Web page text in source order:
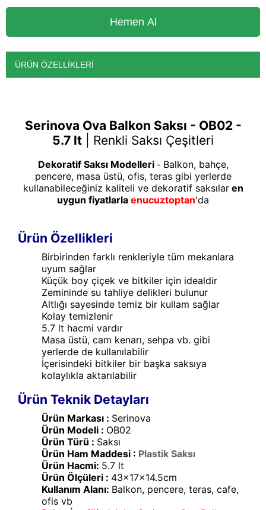
ÜRÜN ÖZELLIKLERI
Serinova Ova Balkon Saksı - OB02 -
5.7 lt
Renkli Saksı Çeşitleri
Dekoratif Saksı Modelleri- Balkon, bahçe,
pencere, masa üstü, ofis, teras gibi yerlerde
kullanabileceğiniz kaliteli ve dekoratif saksılaren
uygun fiyatlarla enucuztoptan'da
Ürün Özellikleri
Birbirinden farklı renkleriyle tüm mekanlara
uyum sağlar
Küçük boy çiçek ve bitkiler için idealdir
Zemininde su tahliye delikleri bulunur
Altlığı sayesinde temiz bir kullam sağlar
Kolay temizlenir
5.7 lt hacmi vardır
Masa üstü, cam kenarı, sehpa vb. gibi
yerlerde de kullanılabilir
İçerisindeki bitkiler bir başka saksıya
kolaylıkla aktarılabilir
Ürün Teknik Detayları
Ürün Markası : Serinova
Ürün Modeli : OB02
Ürün Türü : Saksı
Ürün Ham Maddesi : Plastik Saksı
Ürün Hacmi: 5.7 lt
Ürün Ölçüleri : 43x17x14.5cm
Kullanım Alanı: Balkon, pencere, teras, cafe,
ofis vb